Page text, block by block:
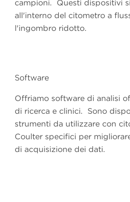
campioni. Questi dispositivi
all'interno del citometro a
l'ingombro ridotto.
Software
Offriamo software di analisi
di ricerca e clinici. Sono
strumenti da utilizzare con
Coulter specifici per
di acquisizione dei dati.